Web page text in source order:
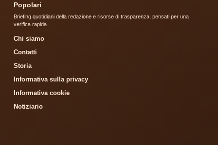
Popolari
Briefing quotidiani della redazione e risorse di trasparenza, pensati per una
verifica rapida.
Chi siamo
Contatti
Storia
Informativa sulla privacy
Informativa cookie
Notiziario